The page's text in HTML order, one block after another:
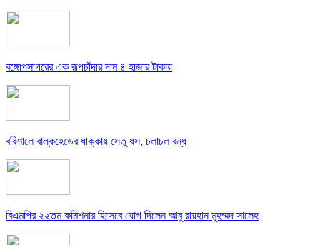
বঙ্গোপসাগরের এক রূপচাঁদার দাম ৪ হাজার টাকায়
বরিশালে বাল্কহেডের ধাক্কায় সেতু ধস, চলাচল বন্ধ
বিএমপির ২২তম কমিশনার হিসেবে যোগ দিলেন আবু রায়হান মুহম্মদ সালেহ